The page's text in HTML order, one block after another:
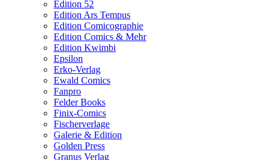
Edition 52
Edition Ars Tempus
Edition Comicographie
Edition Comics & Mehr
Edition Kwimbi
Epsilon
Erko-Verlag
Ewald Comics
Fanpro
Felder Books
Finix-Comics
Fischerverlage
Galerie & Edition
Golden Press
Granus Verlag